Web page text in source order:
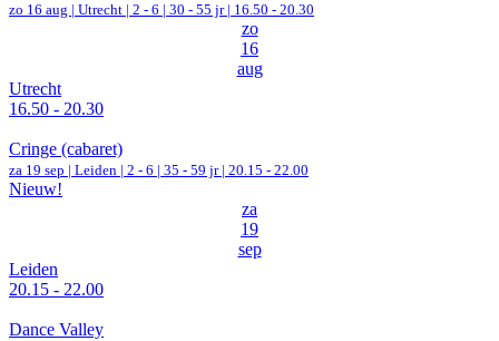
zo 16 aug | Utrecht | 2 - 6 | 30 - 55 jr | 16.50 - 20.30
zo
16
aug
Utrecht
16.50 - 20.30
Cringe (cabaret)
za 19 sep | Leiden | 2 - 6 | 35 - 59 jr | 20.15 - 22.00
Nieuw!
za
19
sep
Leiden
20.15 - 22.00
Dance Valley